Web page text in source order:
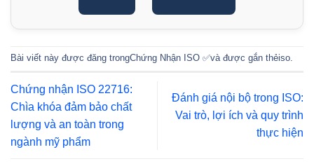
Bài viết này được đăng trongChứng Nhận ISO ✅và được gắn thẻiso.
Chứng nhận ISO 22716:
Chìa khóa đảm bảo chất
lượng và an toàn trong
ngành mỹ phẩm
Đánh giá nội bộ trong ISO:
Vai trò, lợi ích và quy trình
thực hiện